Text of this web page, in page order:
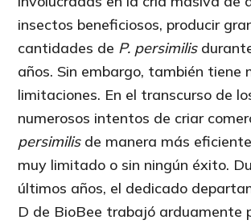
insectos beneficiosos, producir
cantidades de P. persimilis
años. Sin embargo, también tiene
limitaciones. En el transcurso de
numerosos intentos de criar
persimilisde manera más
muy limitado o sin ningún éxito.
últimos años, el dedicado
D de BioBee trabajó arduamente